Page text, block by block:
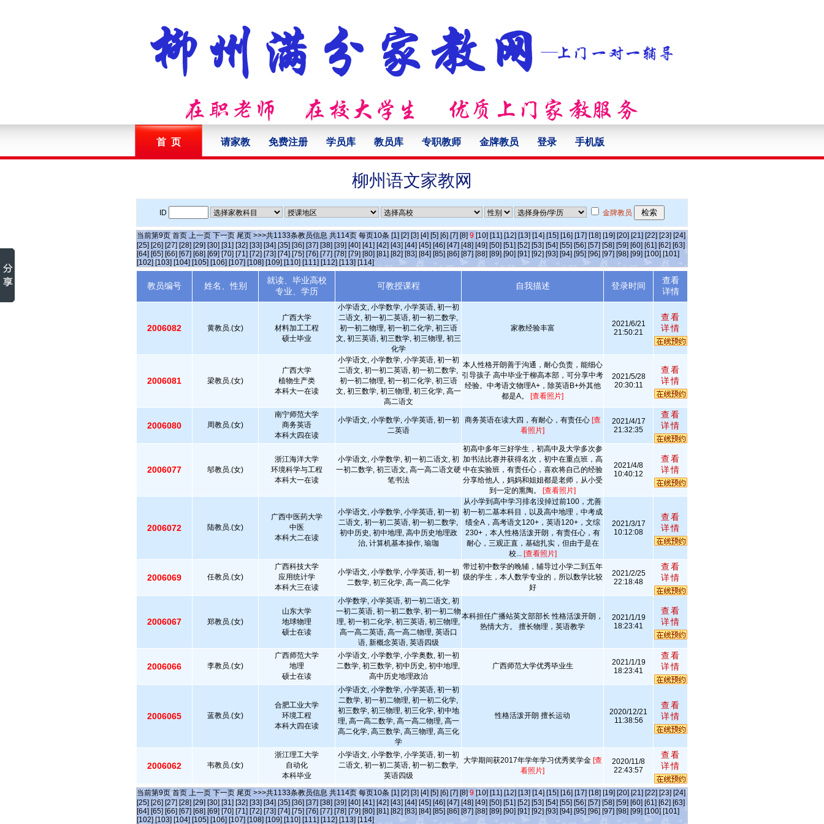
首 页 请家教 免费注册 学员库 教员库 专职教师 金牌教员 登录 手机版
柳州语文家教网
ID 金牌教员
当前第9页 首页 上一页 下一页 尾页 >>>共1133条教员信息 共114页 每页10条 [1] [2] [3] [4] [5] [6] [7] [8] 9 [10] [11] [12] [13] [14] [15] [16] [17] [18] [19] [20] [21] [22] [23] [24]
[25] [26] [27] [28] [29] [30] [31] [32] [33] [34] [35] [36] [37] [38] [39] [40] [41] [42] [43] [44] [45] [46] [47] [48] [49] [50] [51] [52] [53] [54] [55] [56] [57] [58] [59] [60] [61] [62] [63]
[64] [65] [66] [67] [68] [69] [70] [71] [72] [73] [74] [75] [76] [77] [78] [79] [80] [81] [82] [83] [84] [85] [86] [87] [88] [89] [90] [91] [92] [93] [94] [95] [96] [97] [98] [99] [100] [101]
[102] [103] [104] [105] [106] [107] [108] [109] [110] [111] [112] [113] [114]
教员编号 姓名、性别
就读、毕业高校
专业、学历
可教授课程 自我描述 登录时间
查看
详情
2006082 黄教员.(女)
广西大学
材料加工工程
硕士毕业
小学语文, 小学数学, 小学英语, 初一初
二语文, 初一初二英语, 初一初二数学,
初一初二物理, 初一初二化学, 初三语
文, 初三英语, 初三数学, 初三物理, 初三
化学
家教经验丰富
2021/6/21
21:50:21
查看
详情
2006081 梁教员.(女)
广西大学
植物生产类
本科大一在读
小学语文, 小学数学, 小学英语, 初一初
二语文, 初一初二英语, 初一初二数学,
初一初二物理, 初一初二化学, 初三语
文, 初三数学, 初三物理, 初三化学, 高一
高二语文
本人性格开朗善于沟通，耐心负责，能细心
引导孩子 高中毕业于柳高本部，可分享中考
经验。中考语文物理A+，除英语B+外其他
都是A。 [查看照片]
2021/5/28
20:30:11
查看
详情
2006080 周教员.(女)
南宁师范大学
商务英语
本科大四在读
小学语文, 小学数学, 小学英语, 初一初
二英语
商务英语在读大四，有耐心，有责任心 [查
看照片]
2021/4/17
21:32:35
查看
详情
2006077 邬教员.(女)
浙江海洋大学
环境科学与工程
本科大一在读
小学语文, 小学数学, 初一初二语文, 初
一初二数学, 初三语文, 高一高二语文硬
笔书法
初高中多年三好学生，初高中及大学多次参
加书法比赛并获得名次，初中在重点班，高
中在实验班，有责任心，喜欢将自己的经验
分享给他人，妈妈和姐姐都是老师，从小受
到一定的熏陶。 [查看照片]
2021/4/8
10:40:12
查看
详情
2006072 陆教员.(女)
广西中医药大学
中医
本科大二在读
小学语文, 小学数学, 小学英语, 初一初
二语文, 初一初二英语, 初一初二数学,
初中历史, 初中地理, 高中历史地理政
治, 计算机基本操作, 瑜珈
从小学到高中学习排名没掉过前100，尤善
初一初二基本科目，以及高中地理，中考成
绩全A，高考语文120+，英语120+，文综
230+，本人性格活泼开朗，有责任心，有
耐心，三观正直，基础扎实，但由于是在
校... [查看照片]
2021/3/17
10:12:08
查看
详情
2006069 任教员.(女)
广西科技大学
应用统计学
本科大三在读
小学语文, 小学数学, 小学英语, 初一初
二数学, 初三化学, 高一高二化学
带过初中数学的晚辅，辅导过小学二到五年
级的学生，本人数学专业的，所以数学比较
好
2021/2/25
22:18:48
查看
详情
2006067 郑教员.(女)
山东大学
地球物理
硕士在读
小学数学, 小学英语, 初一初二语文, 初
一初二英语, 初一初二数学, 初一初二物
理, 初一初二化学, 初三英语, 初三物理,
高一高二英语, 高一高二物理, 英语口
语, 新概念英语, 英语四级
本科担任广播站英文部部长 性格活泼开朗，
热情大方。 擅长物理，英语教学
2021/1/19
18:23:41
查看
详情
2006066 李教员.(女)
广西师范大学
地理
硕士在读
小学语文, 小学数学, 小学奥数, 初一初
二数学, 初三数学, 初中历史, 初中地理,
高中历史地理政治
广西师范大学优秀毕业生
2021/1/19
18:23:41
查看
详情
2006065 蓝教员.(女)
合肥工业大学
环境工程
本科大四在读
小学语文, 小学数学, 小学英语, 初一初
二数学, 初一初二物理, 初一初二化学,
初三数学, 初三物理, 初三化学, 初中地
理, 高一高二数学, 高一高二物理, 高一
高二化学, 高三数学, 高三物理, 高三化
学
性格活泼开朗 擅长运动
2020/12/21
11:38:56
查看
详情
2006062 韦教员.(女)
浙江理工大学
自动化
本科毕业
小学语文, 小学数学, 小学英语, 初一初
二语文, 初一初二英语, 初一初二数学,
英语四级
大学期间获2017年学年学习优秀奖学金 [查
看照片]
2020/11/8
22:43:57
查看
详情
当前第9页 首页 上一页 下一页 尾页 >>>共1133条教员信息 共114页 每页10条 [1] [2] [3] [4] [5] [6] [7] [8] 9 [10] [11] [12] [13] [14] [15] [16] [17] [18] [19] [20] [21] [22] [23] [24]
[25] [26] [27] [28] [29] [30] [31] [32] [33] [34] [35] [36] [37] [38] [39] [40] [41] [42] [43] [44] [45] [46] [47] [48] [49] [50] [51] [52] [53] [54] [55] [56] [57] [58] [59] [60] [61] [62] [63]
[64] [65] [66] [67] [68] [69] [70] [71] [72] [73] [74] [75] [76] [77] [78] [79] [80] [81] [82] [83] [84] [85] [86] [87] [88] [89] [90] [91] [92] [93] [94] [95] [96] [97] [98] [99] [100] [101]
[102] [103] [104] [105] [106] [107] [108] [109] [110] [111] [112] [113] [114]